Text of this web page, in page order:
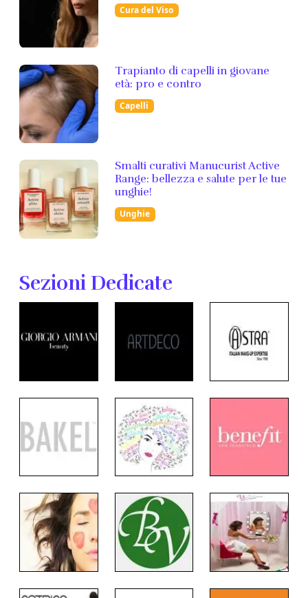
Cura del Viso
Trapianto di capelli in giovane
età: pro e contro
Capelli
Smalti curativi Manucurist Active
Range: bellezza e salute per le tue
unghie!
Unghie
Sezioni Dedicate